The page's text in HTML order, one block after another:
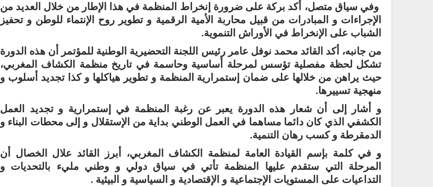
وفي سياق متصل، أكد بركة على ضرورة إنخراط المنظمة في هذا الإطار من خلال العديد من
الإجراءات و المبادرات من قبيل محاربة الأمية الرقمية و تطوير روح الإنتماء للوطن و تحفيز
الشباب على الإنخراط في الأوراش التنموية.
من جانبه، أكد القائد محمد نوفل عامر رئيس اللجنة التحضيرية الوطنية للمؤتمر أن هذه الدورة
تشكل لحظة مفصلية تؤسس لمرحلة أساسية وحاسمة في تاريخ منظمة الكشاف المغربي،
حيث يراهن من خلالها على ضمان إستمرارية المنظمة و تطوير هياكلها و كذا تجديد أسلوب و
منهجية تسييرها.
و أشار إلى أن شعار هذه الدورة يعبر عن رغبة المنظمة في إستمرارية و تجديد العمل
الكشفي الذي كان دائما مساهما في العمل الوطني بداية من الإستقلال و إلى محطات البناء و
الدمقرطة و كسب رهان التنمية.
و في كلمة بإسم القيادة العامة لمنظمة الكشاف المغربي، أبرز القائد علال الخصال أن
المرحلة التي ستقدم عليها المنظمة تأتي في سياق دولي و وطني مليء بالتحديات و
التداعيات على المستويات الإجتماعية و الإقتصادية و السياسية و البيئية .